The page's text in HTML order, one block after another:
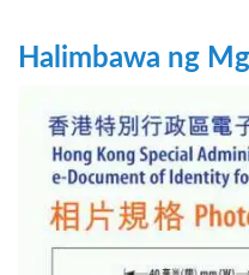
Halimbawa ng